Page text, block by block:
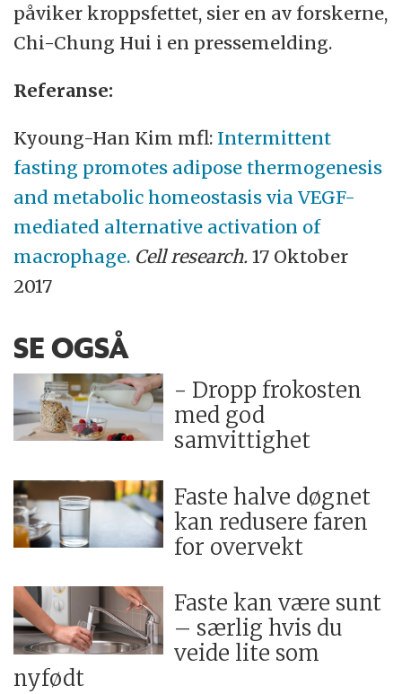
påviker kroppsfettet, sier en av forskerne,
Chi-Chung Hui i en pressemelding.
Referanse:
Kyoung-Han Kim mfl: Intermittent
fasting promotes adipose thermogenesis
and metabolic homeostasis via VEGF-
mediated alternative activation of
macrophage. Cell research.17 Oktober
2017
SE OGSÅ
- Dropp frokosten
med god
samvittighet
Faste halve døgnet
kan redusere faren
for overvekt
Faste kan være sunt
– særlig hvis du
veide lite som
nyfødt